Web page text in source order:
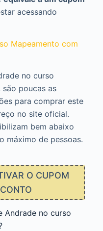
acessando
Mapeamento com
no curso
são poucas as
para comprar este
no site oficial.
bem abaixo
máximo de pessoas.
O CUPOM
Andrade no curso